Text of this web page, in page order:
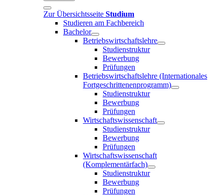
Zur Übersichtsseite Studium
Studieren am Fachbereich
Bachelor
Betriebswirtschaftslehre
Studienstruktur
Bewerbung
Prüfungen
Betriebswirtschaftslehre (Internationales
Fortgeschrittenenprogramm)
Studienstruktur
Bewerbung
Prüfungen
Wirtschaftswissenschaft
Studienstruktur
Bewerbung
Prüfungen
Wirtschaftswissenschaft
(Komplementärfach)
Studienstruktur
Bewerbung
Prüfungen